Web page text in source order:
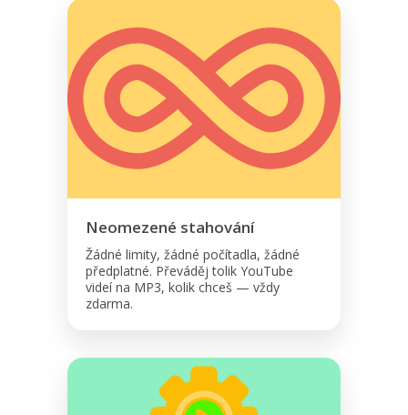
Neomezené stahování
Žádné limity, žádné počítadla, žádné
předplatné. Převáděj tolik YouTube
videí na MP3, kolik chceš — vždy
zdarma.